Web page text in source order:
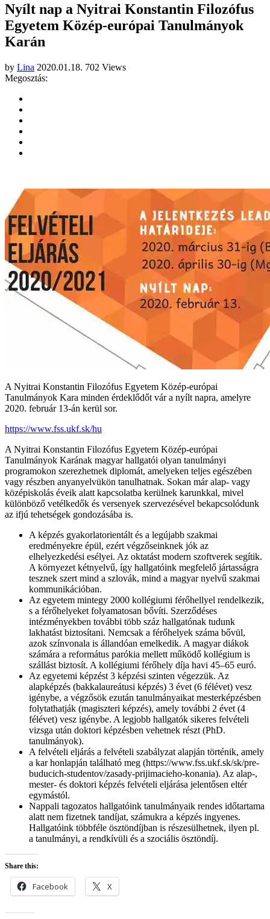
Nyílt nap a Nyitrai Konstantin Filozófus
Egyetem Közép-európai Tanulmányok
Karán
by Lina 2020.01.18. 702 Views
Megosztás:
A Nyitrai Konstantin Filozófus Egyetem Közép-európai
Tanulmányok Kara minden érdeklődőt vár a nyílt napra, amelyre
2020. február 13-án kerül sor.
https://www.fss.ukf.sk/hu
A Nyitrai Konstantin Filozófus Egyetem Közép-európai
Tanulmányok Karának magyar hallgatói olyan tanulmányi
programokon szerezhetnek diplomát, amelyeken teljes egészében
vagy részben anyanyelvükön tanulhatnak. Sokan már alap- vagy
középiskolás éveik alatt kapcsolatba kerülnek karunkkal, mivel
különböző vetélkedők és versenyek szervezésével bekapcsolódunk
az ifjú tehetségek gondozásába is.
A képzés gyakorlatorientált és a legújabb szakmai
eredményekre épül, ezért végzőseinknek jók az
elhelyezkedési esélyei. Az oktatást modern szoftverek segítik.
A környezet kétnyelvű, így hallgatóink megfelelő jártasságra
tesznek szert mind a szlovák, mind a magyar nyelvű szakmai
kommunikációban.
Az egyetem mintegy 2000 kollégiumi férőhellyel rendelkezik,
s a férőhelyeket folyamatosan bővíti. Szerződéses
intézményekben további több száz hallgatónak tudunk
lakhatást biztosítani. Nemcsak a férőhelyek száma bővül,
azok színvonala is állandóan emelkedik. A magyar diákok
számára a református parókia mellett működő kollégium is
szállást biztosít. A kollégiumi férőhely díja havi 45–65 euró.
Az egyetemi képzést 3 képzési szinten végezzük. Az
alapképzés (bakkalaureátusi képzés) 3 évet (6 félévet) vesz
igénybe, a végzősök ezután tanulmányaikat mesterképzésben
folytathatják (magiszteri képzés), amely további 2 évet (4
félévet) vesz igénybe. A legjobb hallgatók sikeres felvételi
vizsga után doktori képzésben vehetnek részt (PhD.
tanulmányok).
A felvételi eljárás a felvételi szabályzat alapján történik, amely
a kar honlapján található meg (https://www.fss.ukf.sk/sk/pre-
buducich-studentov/zasady-prijimacieho-konania). Az alap-,
mester- és doktori képzés felvételi eljárása jelentősen eltér
egymástól.
Nappali tagozatos hallgatóink tanulmányaik rendes időtartama
alatt nem fizetnek tandíjat, számukra a képzés ingyenes.
Hallgatóink többféle ösztöndíjban is részesülhetnek, ilyen pl.
a tanulmányi, a rendkívüli és a szociális ösztöndíj.
Share this:
Facebook X